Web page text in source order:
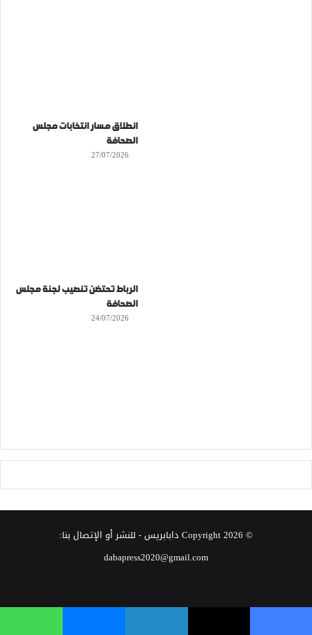
انطلاق مسار انتخابات مجلس
الصحافة
27/07/2026
الرباط تحتضن تنصيب لجنة مجلس
الصحافة
24/07/2026
© Copyright 2026 دابابريس- للنشر أو الإتصال بنا:
dabapress2020@gmail.com